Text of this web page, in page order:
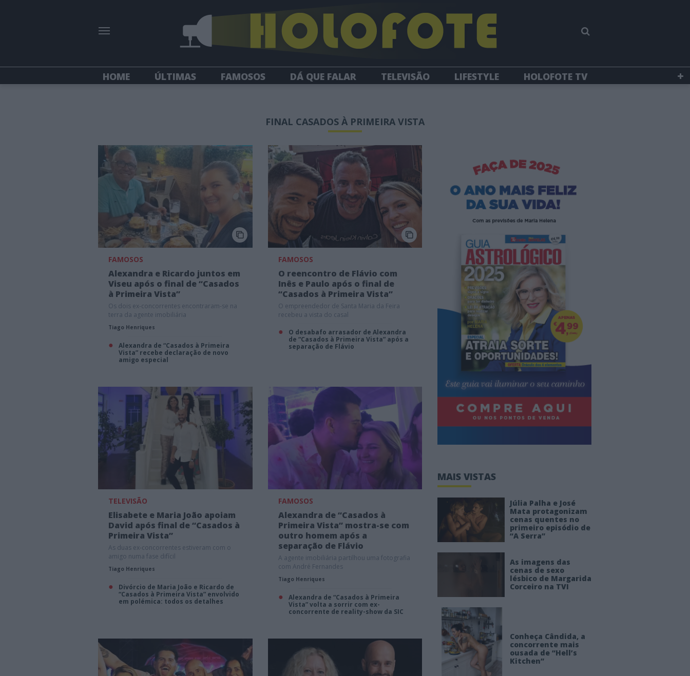
HOME ÚLTIMAS FAMOSOS DÁ QUE FALAR TELEVISÃO LIFESTYLE
HOLOFOTE TV
FINAL CASADOS À PRIMEIRA VISTA
FAMOSOS
Alexandra e Ricardo juntos em
Viseu após o final de “Casados
à Primeira Vista”
Os dois ex-concorrentes encontraram-se na
terra da agente imobiliária
Tiago Henriques
Alexandra de “Casados à Primeira
Vista” recebe declaração de novo
amigo especial
FAMOSOS
O reencontro de Flávio com
Inês e Paulo após o final de
“Casados à Primeira Vista”
O empreendedor de Santa Maria da Feira
recebeu a vista do casal
O desabafo arrasador de Alexandra
de “Casados à Primeira Vista” após a
separação de Flávio
TELEVISÃO
Elisabete e Maria João apoiam
David após final de “Casados à
Primeira Vista”
As duas ex-concorrentes estiveram com o
amigo numa fase difícil
Tiago Henriques
Divórcio de Maria João e Ricardo de
“Casados à Primeira Vista” envolvido
em polémica: todos os detalhes
FAMOSOS
Alexandra de “Casados à
Primeira Vista” mostra-se com
outro homem após a
separação de Flávio
A agente imobiliária partilhou uma fotografia
com André Fernandes
Tiago Henriques
Alexandra de “Casados à Primeira
Vista” volta a sorrir com ex-
concorrente de reality-show da SIC
MAIS VISTAS
Júlia Palha e José
Mata protagonizam
cenas quentes no
primeiro episódio de
“A Serra”
As imagens das
cenas de sexo
lésbico de Margarida
Corceiro na TVI
Conheça Cândida, a
concorrente mais
ousada de “Hell’s
Kitchen”